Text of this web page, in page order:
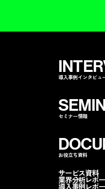
ノバセルを
導入事例インタビュ
セミナー情報
お役立ち資料
サービス資料
業界分析レポ
導入事例レポ